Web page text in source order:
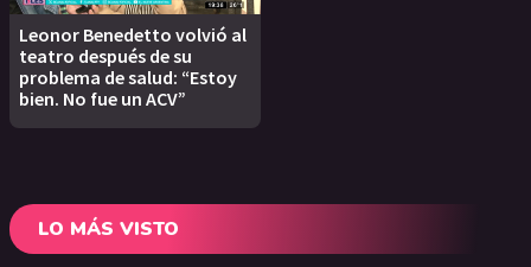
Leonor Benedetto volvió al
teatro después de su
problema de salud: “Estoy
bien. No fue un ACV”
LO MÁS VISTO